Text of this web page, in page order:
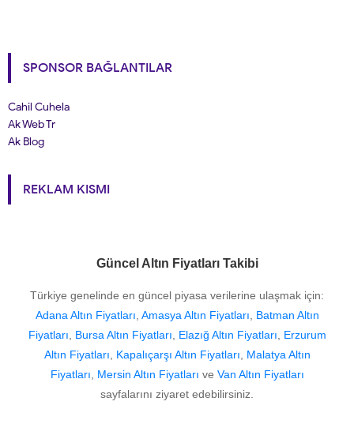
SPONSOR BAĞLANTILAR
Cahil Cuhela
Ak Web Tr
Ak Blog
REKLAM KISMI
Güncel Altın Fiyatları Takibi
Türkiye genelinde en güncel piyasa verilerine ulaşmak için:
Adana Altın Fiyatları Amasya Altın Fiyatları
Batman Altın
Fiyatları
Bursa Altın Fiyatları Elazığ Altın Fiyatları
Erzurum
Altın Fiyatları
Kapalıçarşı Altın Fiyatları
Malatya Altın
Fiyatları
Mersin Altın Fiyatları ve Van Altın Fiyatları
sayfalarını ziyaret edebilirsiniz.